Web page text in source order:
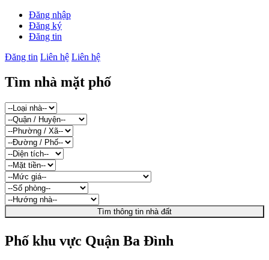
Đăng nhập
Đăng ký
Đăng tin
Đăng tin Liên hệ Liên hệ
Tìm nhà mặt phố
Tìm thông tin nhà đất
Phố khu vực Quận Ba Đình